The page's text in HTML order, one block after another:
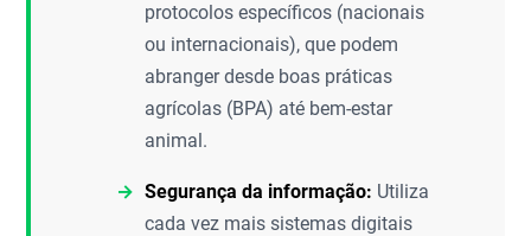
protocolos específicos (nacionais
ou internacionais), que podem
abranger desde boas práticas
agrícolas (BPA) até bem-estar
animal.
Segurança da informação: Utiliza
cada vez mais sistemas digitais